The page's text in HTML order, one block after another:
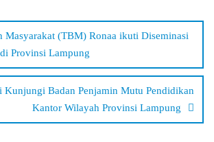
Masyarakat (TBM) Ronaa ikuti Diseminasi
Provinsi Lampung
Kunjungi Badan Penjamin Mutu Pendidikan
Kantor Wilayah Provinsi Lampung